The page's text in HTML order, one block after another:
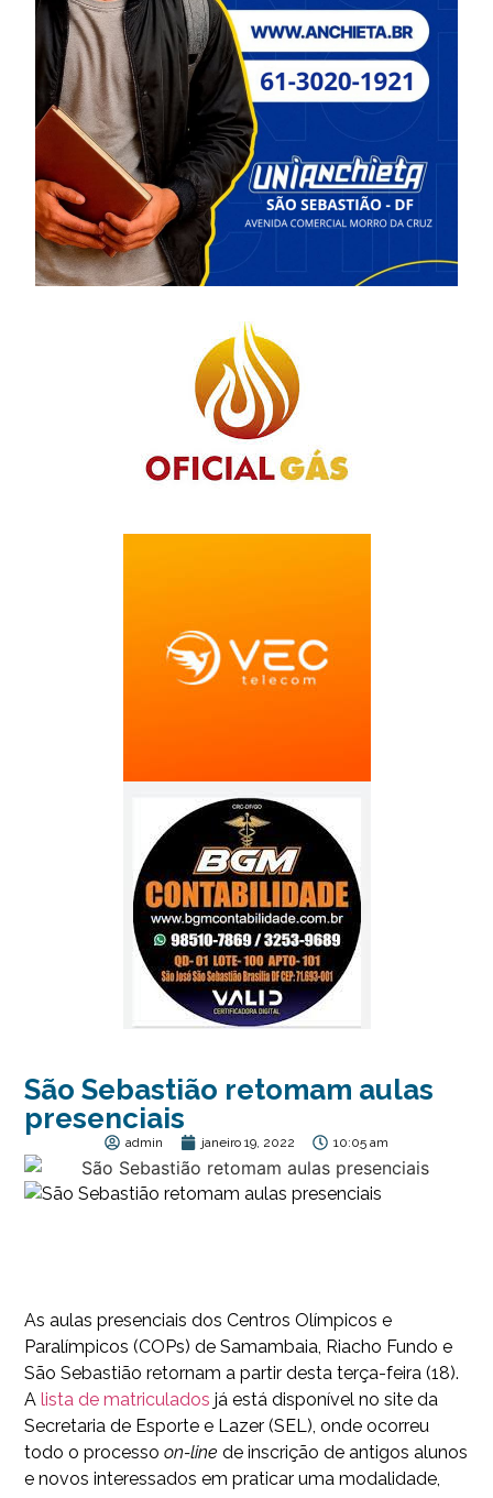
São Sebastião retomam aulas
presenciais
admin janeiro 19, 2022 10:05 am
As aulas presenciais dos Centros Olímpicos e
Paralímpicos (COPs) de Samambaia, Riacho Fundo e
São Sebastião retornam a partir desta terça-feira (18).
A lista de matriculados já está disponível no site da
Secretaria de Esporte e Lazer (SEL), onde ocorreu
todo o processo on-line de inscrição de antigos alunos
e novos interessados em praticar uma modalidade,